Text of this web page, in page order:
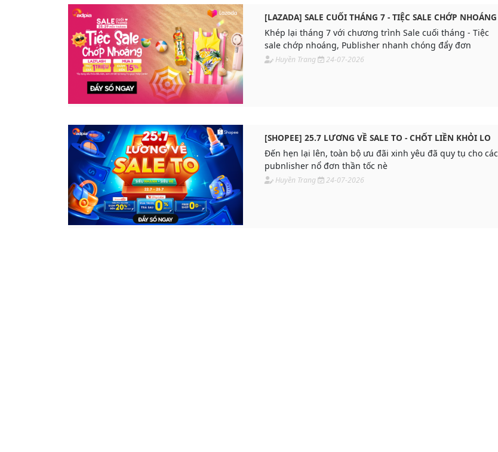
[LAZADA] SALE CUỐI THÁNG 7 - TIỆC SALE CHỚP NHOÁNG
Khép lại tháng 7 với chương trình Sale cuối tháng - Tiệc
sale chớp nhoáng, Publisher nhanh chóng đẩy đơn
Huyền Trang 24-07-2026
[SHOPEE] 25.7 LƯƠNG VỀ SALE TO - CHỐT LIỀN KHỎI LO
Đến hẹn lại lên, toàn bộ ưu đãi xinh yêu đã quy tụ cho các
pubnlisher nổ đơn thần tốc nè
Huyền Trang 24-07-2026